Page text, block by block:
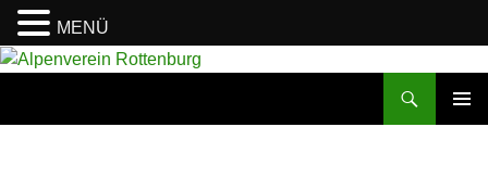
Zum
MENÜ